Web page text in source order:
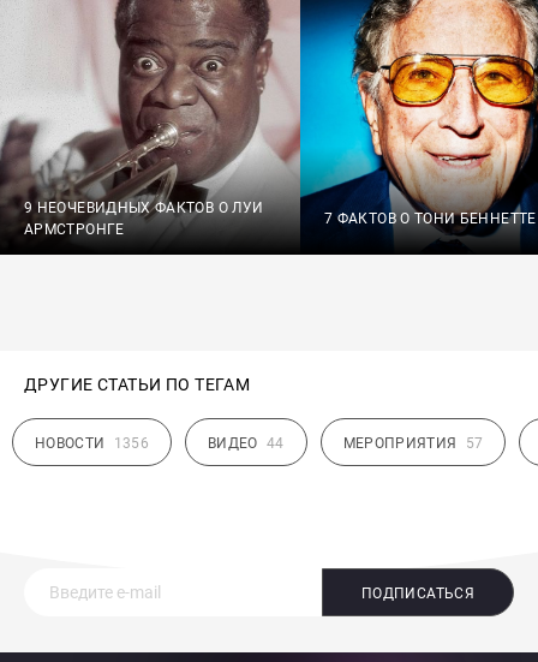
9 НЕОЧЕВИДНЫХ ФАКТОВ О ЛУИ
АРМСТРОНГЕ
7 ФАКТОВ О ТОНИ БЕННЕТТЕ
ДРУГИЕ СТАТЬИ ПО ТЕГАМ
НОВОСТИ 1356 ВИДЕО 44 МЕРОПРИЯТИЯ 57
ПОДПИСАТЬСЯ